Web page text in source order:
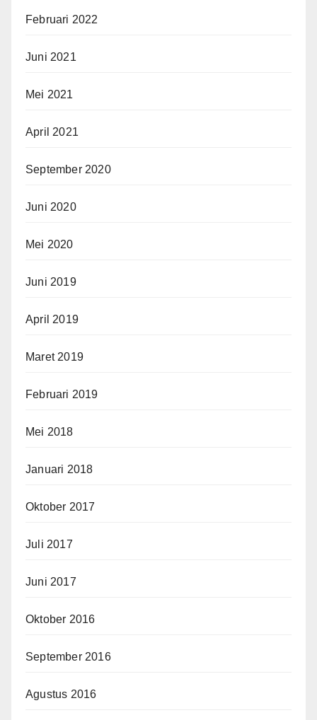
Februari 2022
Juni 2021
Mei 2021
April 2021
September 2020
Juni 2020
Mei 2020
Juni 2019
April 2019
Maret 2019
Februari 2019
Mei 2018
Januari 2018
Oktober 2017
Juli 2017
Juni 2017
Oktober 2016
September 2016
Agustus 2016